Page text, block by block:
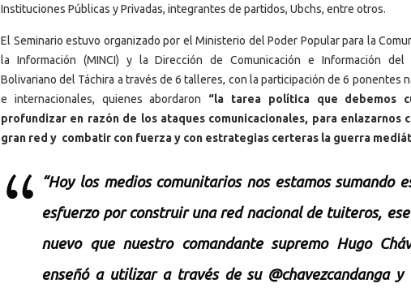
Instituciones Públicas y Privadas, integrantes de partidos, Ubchs, entre otros.
El Seminario estuvo organizado por el Ministerio del Poder Popular para la
la Información (MINCI) y la Dirección de Comunicación e Información del
Bolivariano del Táchira a través de 6 talleres, con la participación de 6 ponentes
e internacionales, quienes abordaron “la tarea política que debemos
profundizar en razón de los ataques comunicacionales, para enlazarnos
gran red y combatir con fuerza y con estrategias certeras la guerra
“Hoy los medios comunitarios nos estamos sumando
esfuerzo por construir una red nacional de tuiteros,
nuevo que nuestro comandante supremo Hugo
enseñó a utilizar a través de su @chavezcandanga y